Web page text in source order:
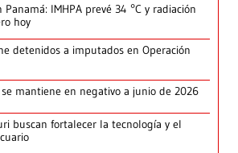
IMHPA prevé 34 °C y radiación
hoy
detenidos a imputados en Operación
mantiene en negativo a junio de 2026
buscan fortalecer la tecnología y el